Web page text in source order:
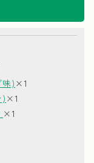
) ×1
×1
×1